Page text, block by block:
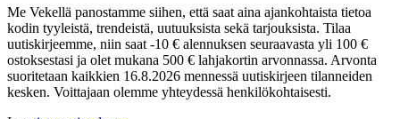
Me Vekellä panostamme siihen, että saat aina ajankohtaista tietoa
kodin tyyleistä, trendeistä, uutuuksista sekä tarjouksista. Tilaa
uutiskirjeemme, niin saat -10 € alennuksen seuraavasta yli 100 €
ostoksestasi ja olet mukana 500 € lahjakortin arvonnassa. Arvonta
suoritetaan kaikkien 16.8.2026 mennessä uutiskirjeen tilanneiden
kesken. Voittajaan olemme yhteydessä henkilökohtaisesti.